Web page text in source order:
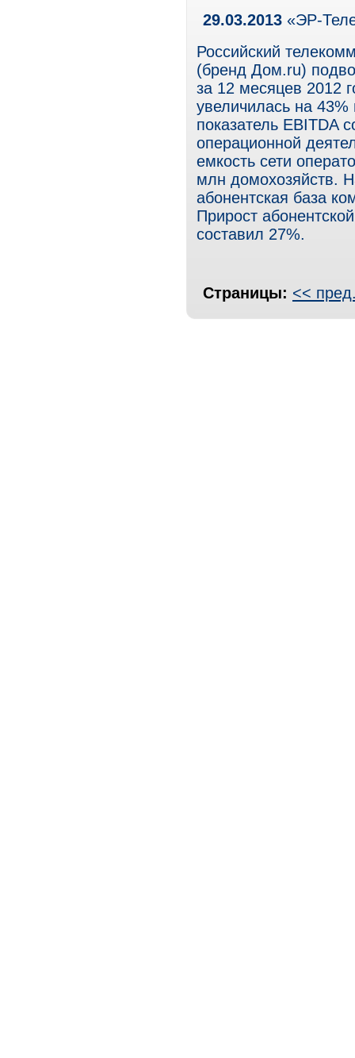
29.03.2013 «ЭР-
Российский
(бренд Дом.ru)
за 12 месяцев 2012
увеличилась на
показатель EBITDA
операционной
емкость сети
млн домохозяйств.
абонентская база
Прирост
составил 27%.
Страницы: <<